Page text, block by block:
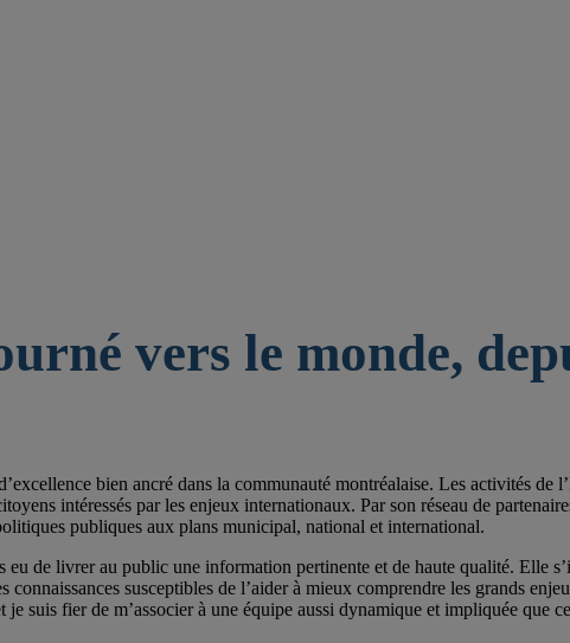
vers le monde,
bien ancré dans la communauté montréalaise. Les activités de
intéressés par les enjeux internationaux. Par son réseau de
publiques aux plans municipal, national et international.
de livrer au public une information pertinente et de haute qualité. Elle
susceptibles de l’aider à mieux comprendre les grands
suis fier de m’associer à une équipe aussi dynamique et impliquée que